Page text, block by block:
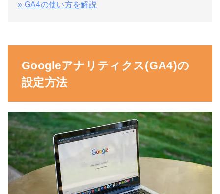
» GA4の使い方を解説
Googleアナリティクス(GA4)の
設定方法